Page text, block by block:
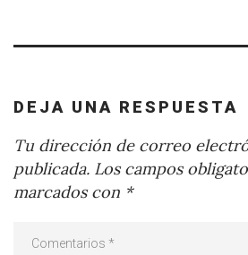
DEJA UNA RESPUESTA
Tu dirección de correo
publicada. Los campos
marcados con *